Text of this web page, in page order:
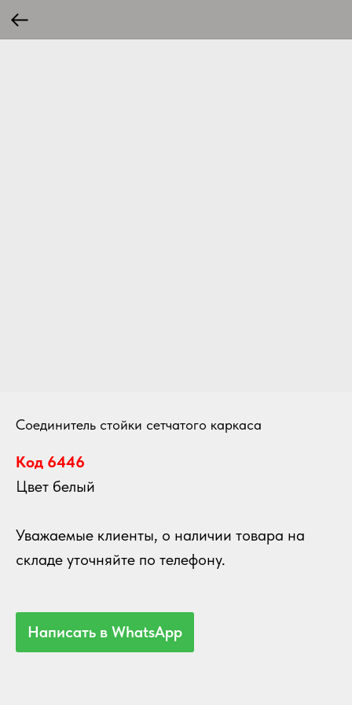
Соединитель стойки сетчатого каркаса
Код 6446
Цвет белый
Уважаемые клиенты, о наличии товара на
складе уточняйте по телефону.
Написать в WhatsApp